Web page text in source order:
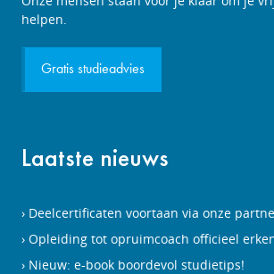
aanvragen
helpen.
Gratis studieadvies
Laatste nieuws
Deelcertificaten voortaan via onze
Opleiding tot opruimcoach officieel
Nieuw: e-book boordevol studietips!